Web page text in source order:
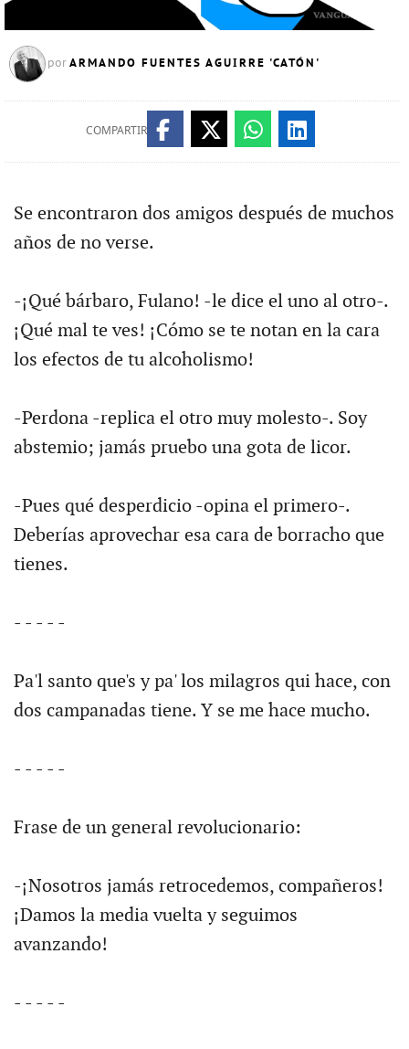
por ARMANDO FUENTES AGUIRRE 'CATÓN'
COMPARTIR
Se encontraron dos amigos después de muchos
años de no verse.
-¡Qué bárbaro, Fulano! -le dice el uno al otro-.
¡Qué mal te ves! ¡Cómo se te notan en la cara
los efectos de tu alcoholismo!
-Perdona -replica el otro muy molesto-. Soy
abstemio; jamás pruebo una gota de licor.
-Pues qué desperdicio -opina el primero-.
Deberías aprovechar esa cara de borracho que
tienes.
- - - - -
Pa'l santo que's y pa' los milagros qui hace, con
dos campanadas tiene. Y se me hace mucho.
- - - - -
Frase de un general revolucionario:
-¡Nosotros jamás retrocedemos, compañeros!
¡Damos la media vuelta y seguimos
avanzando!
- - - - -